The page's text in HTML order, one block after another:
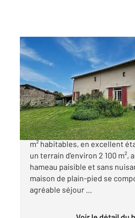
LA JEMAYE PONTEYRAUD 24
113,20 m
, 4 pièces
Ref : 11139
Maison à vendre
165 500 €
Maison de charme en
m² habitables, en excellent
un terrain d'environ 2 100 m²,
hameau paisible et sans
maison de plain-pied se
agréable séjour ...